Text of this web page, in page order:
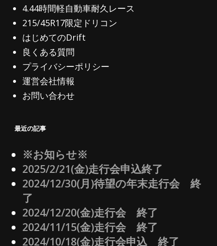
4.44時間軽自動車耐久レース
215/45R17限定ドリコン
はじめてのDrift
良くある質問
プライバシーポリシー
運営会社情報
お問い合わせ
最近の記事
※お知らせ※
2025/2/21(金)走行会申込終了
2024/12/30(月)待望の年末走行会 終
了
2024/12/20(金)走行会 終了
2024/11/15(金)走行会 終了
2024/10/18(金)走行会申込 終了